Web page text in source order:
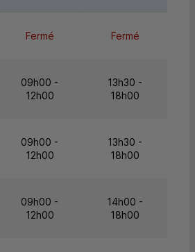
Fermé Fermé
09h00 -
12h00
13h30 -
18h00
09h00 -
12h00
13h30 -
18h00
09h00 -
12h00
14h00 -
18h00